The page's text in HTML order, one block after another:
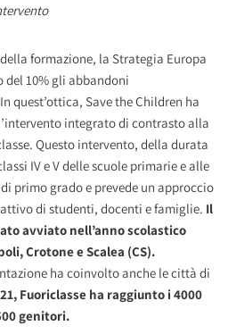
formazione, la Strategia Europa
del 10% gli abbandoni
quest’ottica, Save the Children ha
integrato di contrasto alla
Questo intervento, della durata
IV e V delle scuole primarie e alle
primo grado e prevede un approccio
di studenti, docenti e famiglie. Il
avviato nell’anno scolastico
Crotone e Scalea (CS).
ha coinvolto anche le città di
Fuoriclasse ha raggiunto i 4000
genitori.